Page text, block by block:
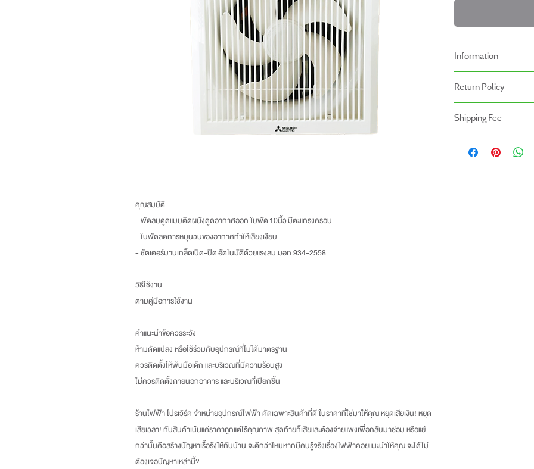
คุณสมบัติ
- พัดลมดูดแบบติดผนังดูดอากาศออก ใบพัด 10นิ้ว มีตะแกรงครอบ
- ใบพัดลดการหมุนวนของอากาศทำให้เสียงเงียบ
- ชัตเตอร์บานเกล็ดเปิด-ปิด อัตโนมัติด้วยแรงลม มอก.934-2558
วิธีใช้งาน
ตามคู่มือการใช้งาน
คำแนะนำข้อควรระวัง
ห้ามดัดแปลง หรือใช้ร่วมกับอุปกรณ์ที่ไม่ได้มาตรฐาน
ควรติดตั้งให้พ้นมือเด็ก และบริเวณที่มีความร้อนสูง
ไม่ควรติดตั้งภายนอกอาคาร และบริเวณที่เปียกชิ้น
ร้านไฟฟ้า โปรเวิร์ค จำหน่ายอุปกรณ์ไฟฟ้า คัดเฉพาะสินค้าที่ดี ในราคาที่ใช่มาให้คุณ หยุดเสียเงิน!หยุด
เสียเวลา!กับสินค้าเน้นแค่ราคาถูกแต่ไร้คุณภาพ สุดท้ายก็เสียและต้องจ่ายแพงเพื่อกลับมาซ่อม หรือแย่
กว่านั้นคือสร้างปัญหาเรื้อรังให้กับบ้าน จะดีกว่าไหมหากมีคนรู้จริงเรื่องไฟฟ้าคอยแนะนำให้คุณ จะได้ไม่
ต้องเจอปัญหาเหล่านี้?
Information
-ระยะเวลารับประกันสินค้า
หน้าร้าน
Return Policy
- สินค้าสามารถคืนได้ภาย
- ค่าขนส่งจะไม่สามารถคืน
Shipping Fee